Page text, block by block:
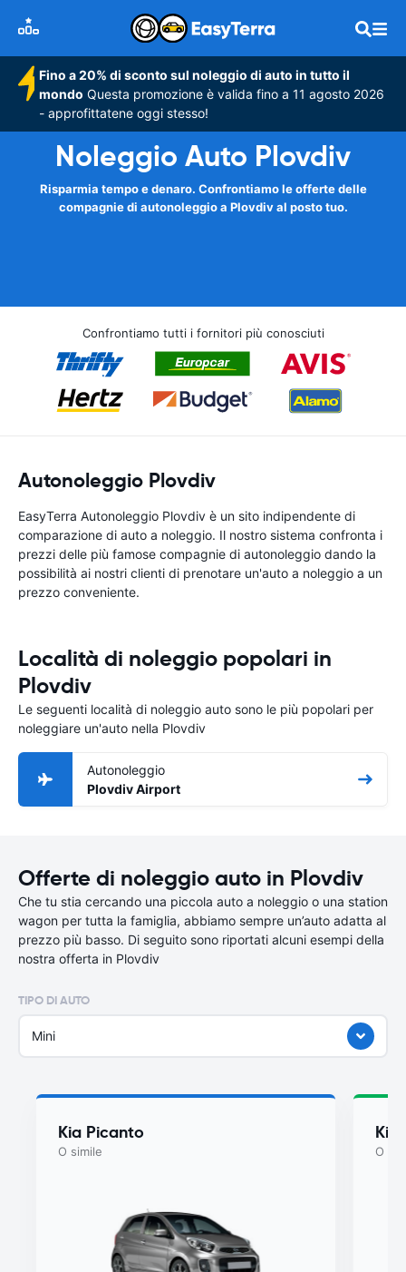
Fino a 20% di sconto sul noleggio di auto in tutto il
mondo Questa promozione è valida fino a 11 agosto 2026
- approfittatene oggi stesso!
Noleggio Auto Plovdiv
Risparmia tempo e denaro. Confrontiamo le offerte delle
compagnie di autonoleggio a Plovdiv al posto tuo.
Confrontiamo tutti i fornitori più conosciuti
Autonoleggio Plovdiv
EasyTerra Autonoleggio Plovdiv è un sito indipendente di
comparazione di auto a noleggio. Il nostro sistema confronta i
prezzi delle più famose compagnie di autonoleggio dando la
possibilità ai nostri clienti di prenotare un'auto a noleggio a un
prezzo conveniente.
Località di noleggio popolari in
Plovdiv
Le seguenti località di noleggio auto sono le più popolari per
noleggiare un'auto nella Plovdiv
Autonoleggio
Plovdiv Airport
Offerte di noleggio auto in Plovdiv
Che tu stia cercando una piccola auto a noleggio o una station
wagon per tutta la famiglia, abbiamo sempre un’auto adatta al
prezzo più basso. Di seguito sono riportati alcuni esempi della
nostra offerta in Plovdiv
TIPO DI AUTO
Mini
Kia Picanto
O simile
Kia
O